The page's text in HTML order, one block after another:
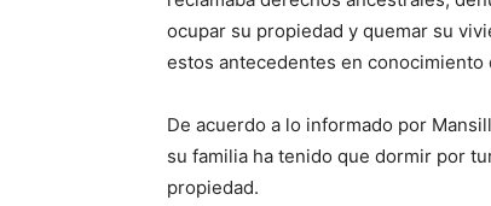
ocupar su propiedad y quemar su
estos antecedentes en
De acuerdo a lo informado por
su familia ha tenido que dormir por
propiedad.